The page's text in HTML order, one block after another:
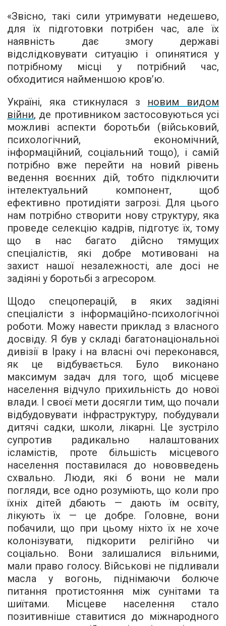
«Звісно, такі сили утримувати недешево,
для їх підготовки потрібен час, але їх
наявність дає змогу державі
відслідковувати ситуацію і опинятися у
потрібному місці у потрібний час,
обходитися найменшою кров’ю.
Україні, яка стикнулася з новим видом
війни, де противником застосовуються усі
можливі аспекти боротьби (військовий,
психологічний, економічний,
інформаційний, соціальний тощо), і самій
потрібно вже перейти на новий рівень
ведення воєнних дій, тобто підключити
інтелектуальний компонент, щоб
ефективно протидіяти загрозі. Для цього
нам потрібно створити нову структуру, яка
проведе селекцію кадрів, підготує їх, тому
що в нас багато дійсно тямущих
спеціалістів, які добре мотивовані на
захист нашої незалежності, але досі не
задіяні у боротьбі з агресором.
Щодо спецоперацій, в яких задіяні
спеціалісти з інформаційно-психологічної
роботи. Можу навести приклад з власного
досвіду. Я був у складі багатонаціональної
дивізії в Іраку і на власні очі переконався,
як це відбувається. Було виконано
максимум задач для того, щоб місцеве
населення відчуло прихильність до нової
влади. І своєї мети досягли тим, що почали
відбудовувати інфраструктуру, побудували
дитячі садки, школи, лікарні. Це зустріло
супротив радикально налаштованих
ісламістів, проте більшість місцевого
населення поставилася до нововведень
схвально. Люди, які б вони не мали
погляди, все одно розуміють, що коли про
їхніх дітей дбають — дають їм освіту,
лікують їх — це добре. Головне, вони
побачили, що при цьому ніхто їх не хоче
колонізувати, підкорити релігійно чи
соціально. Вони залишалися вільними,
мали право голосу. Військові не підливали
масла у вогонь, піднімаючи болюче
питання протистояння між сунітами та
шиїтами. Місцеве населення стало
позитивніше ставитися до міжнародного